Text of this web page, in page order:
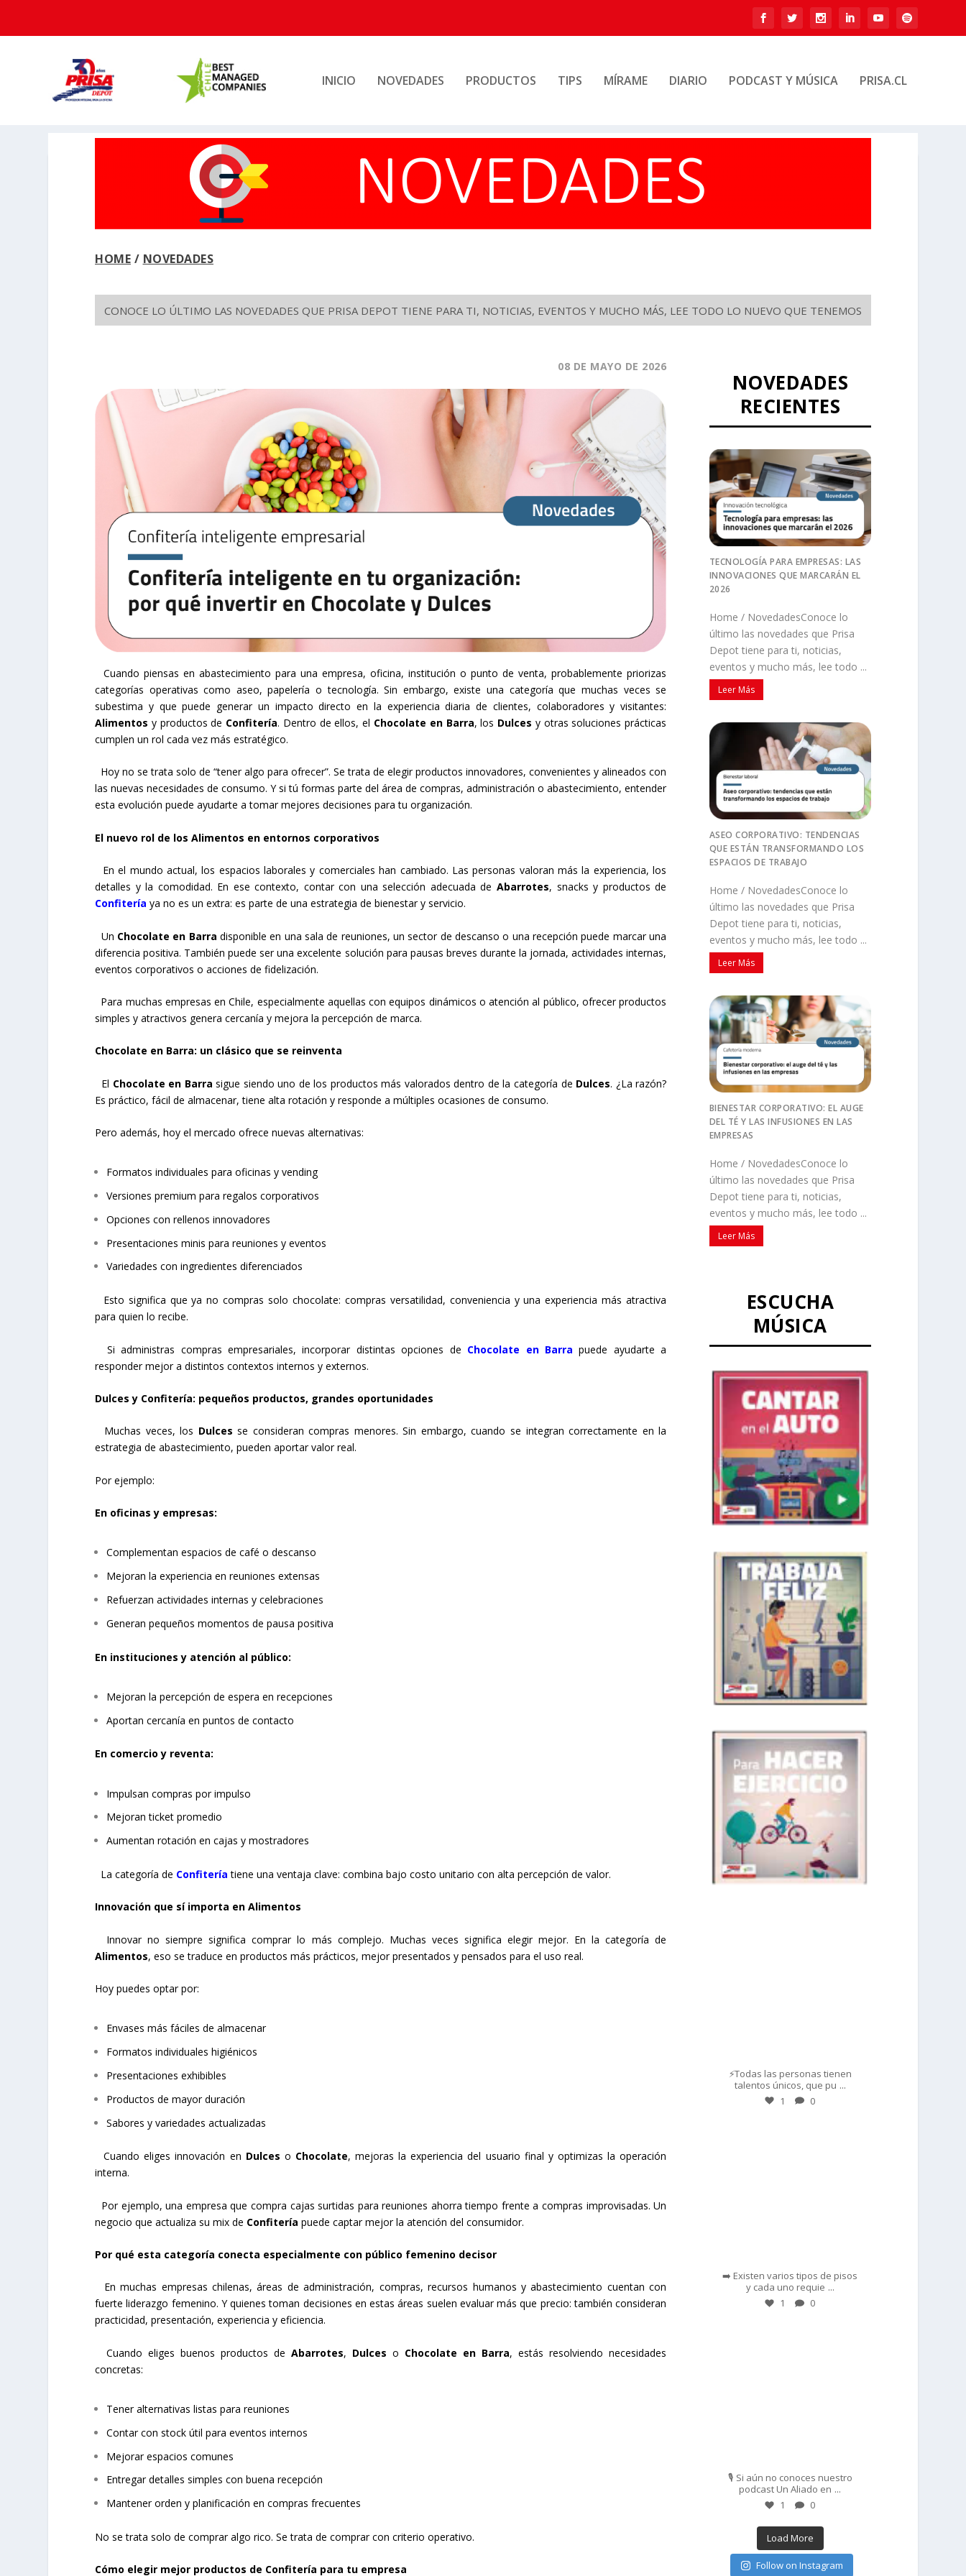
INICIO NOVEDADES PRODUCTOS TIPS MÍRAME DIARIO PODCAST Y MÚSICA PRISA.CL
HOME / NOVEDADES
CONOCE LO ÚLTIMO LAS NOVEDADES QUE PRISA DEPOT TIENE PARA TI, NOTICIAS, EVENTOS Y MUCHO MÁS, LEE TODO LO NUEVO QUE TENEMOS
08 DE MAYO DE 2026
Cuando piensas en abastecimiento para una empresa, oficina, institución o punto de venta, probablemente priorizas
categorías operativas como aseo, papelería o tecnología. Sin embargo, existe una categoría que muchas veces se
subestima y que puede generar un impacto directo en la experiencia diaria de clientes, colaboradores y visitantes:
Alimentos y productos de Confitería. Dentro de ellos, el Chocolate en Barra, los Dulces y otras soluciones prácticas
cumplen un rol cada vez más estratégico.
Hoy no se trata solo de “tener algo para ofrecer”. Se trata de elegir productos innovadores, convenientes y alineados con
las nuevas necesidades de consumo. Y si tú formas parte del área de compras, administración o abastecimiento, entender
esta evolución puede ayudarte a tomar mejores decisiones para tu organización.
El nuevo rol de los Alimentos en entornos corporativos
En el mundo actual, los espacios laborales y comerciales han cambiado. Las personas valoran más la experiencia, los
detalles y la comodidad. En ese contexto, contar con una selección adecuada de Abarrotes, snacks y productos de
Confitería ya no es un extra: es parte de una estrategia de bienestar y servicio.
Un Chocolate en Barra disponible en una sala de reuniones, un sector de descanso o una recepción puede marcar una
diferencia positiva. También puede ser una excelente solución para pausas breves durante la jornada, actividades internas,
eventos corporativos o acciones de fidelización.
Para muchas empresas en Chile, especialmente aquellas con equipos dinámicos o atención al público, ofrecer productos
simples y atractivos genera cercanía y mejora la percepción de marca.
Chocolate en Barra: un clásico que se reinventa
El Chocolate en Barra sigue siendo uno de los productos más valorados dentro de la categoría de Dulces. ¿La razón?
Es práctico, fácil de almacenar, tiene alta rotación y responde a múltiples ocasiones de consumo.
Pero además, hoy el mercado ofrece nuevas alternativas:
Formatos individuales para oficinas y vending
Versiones premium para regalos corporativos
Opciones con rellenos innovadores
Presentaciones minis para reuniones y eventos
Variedades con ingredientes diferenciados
Esto significa que ya no compras solo chocolate: compras versatilidad, conveniencia y una experiencia más atractiva
para quien lo recibe.
Si administras compras empresariales, incorporar distintas opciones de Chocolate en Barra puede ayudarte a
responder mejor a distintos contextos internos y externos.
Dulces y Confitería: pequeños productos, grandes oportunidades
Muchas veces, los Dulces se consideran compras menores. Sin embargo, cuando se integran correctamente en la
estrategia de abastecimiento, pueden aportar valor real.
Por ejemplo:
En oficinas y empresas:
Complementan espacios de café o descanso
Mejoran la experiencia en reuniones extensas
Refuerzan actividades internas y celebraciones
Generan pequeños momentos de pausa positiva
En instituciones y atención al público:
Mejoran la percepción de espera en recepciones
Aportan cercanía en puntos de contacto
En comercio y reventa:
Impulsan compras por impulso
Mejoran ticket promedio
Aumentan rotación en cajas y mostradores
La categoría de Confitería tiene una ventaja clave: combina bajo costo unitario con alta percepción de valor.
Innovación que sí importa en Alimentos
Innovar no siempre significa comprar lo más complejo. Muchas veces significa elegir mejor. En la categoría de
Alimentos, eso se traduce en productos más prácticos, mejor presentados y pensados para el uso real.
Hoy puedes optar por:
Envases más fáciles de almacenar
Formatos individuales higiénicos
Presentaciones exhibibles
Productos de mayor duración
Sabores y variedades actualizadas
Cuando eliges innovación en Dulces o Chocolate, mejoras la experiencia del usuario final y optimizas la operación
interna.
Por ejemplo, una empresa que compra cajas surtidas para reuniones ahorra tiempo frente a compras improvisadas. Un
negocio que actualiza su mix de Confitería puede captar mejor la atención del consumidor.
Por qué esta categoría conecta especialmente con público femenino decisor
En muchas empresas chilenas, áreas de administración, compras, recursos humanos y abastecimiento cuentan con
fuerte liderazgo femenino. Y quienes toman decisiones en estas áreas suelen evaluar más que precio: también consideran
practicidad, presentación, experiencia y eficiencia.
Cuando eliges buenos productos deAbarrotes, Dulces o Chocolate en Barra, estás resolviendo necesidades
concretas:
Tener alternativas listas para reuniones
Contar con stock útil para eventos internos
Mejorar espacios comunes
Entregar detalles simples con buena recepción
Mantener orden y planificación en compras frecuentes
No se trata solo de comprar algo rico. Se trata de comprar con criterio operativo.
Cómo elegir mejor productos de Confitería para tu empresa
NOVEDADES
RECIENTES
TECNOLOGÍA PARA EMPRESAS: LAS
INNOVACIONES QUE MARCARÁN EL
2026
Home / NovedadesConoce lo
último las novedades que Prisa
Depot tiene para ti, noticias,
eventos y mucho más, lee todo ...
Leer Más
ASEO CORPORATIVO: TENDENCIAS
QUE ESTÁN TRANSFORMANDO LOS
ESPACIOS DE TRABAJO
Home / NovedadesConoce lo
último las novedades que Prisa
Depot tiene para ti, noticias,
eventos y mucho más, lee todo ...
Leer Más
BIENESTAR CORPORATIVO: EL AUGE
DEL TÉ Y LAS INFUSIONES EN LAS
EMPRESAS
Home / NovedadesConoce lo
último las novedades que Prisa
Depot tiene para ti, noticias,
eventos y mucho más, lee todo ...
Leer Más
ESCUCHA
MÚSICA
⚡Todas las personas tienen
talentos únicos, que pu ...
1 0
➡️ Existen varios tipos de pisos
y cada uno requie ...
1 0
🎙️ Si aún no conoces nuestro
podcast Un Aliado en ...
1 0
Load More
Follow on Instagram